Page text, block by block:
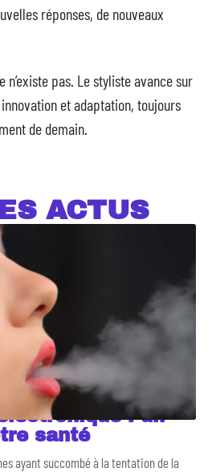
réponses, de nouveaux
n’existe pas. Le styliste avance sur
et adaptation, toujours
de demain.
ACTUS
: un
santé
ayant succombé à la tentation de la